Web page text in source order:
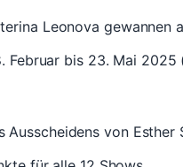
Leonova gewannen
Februar bis 23. Mai 2025
Ausscheidens von